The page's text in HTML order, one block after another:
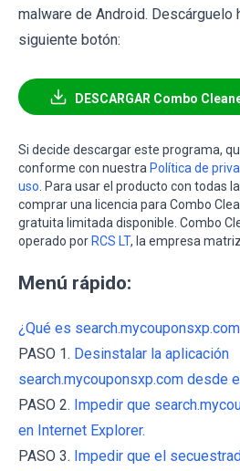
malware de Android. Descárguelo
siguiente botón:
DESCARGAR Combo
Si decide descargar este programa,
conforme con nuestra Política de
uso . Para usar el producto con todas
comprar una licencia para Combo
gratuita limitada disponible. Combo
operado por RCS LT, la empresa matriz
Menú rápido:
¿Qué es
PASO 1. Desinstalar la aplicación
search.mycouponsxp.com desde
PASO 2. Impedir que
en Internet Explorer.
PASO 3. Impedir que el